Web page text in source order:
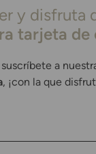
y disfruta
tarjeta de
suscríbete a
, ¡con la que